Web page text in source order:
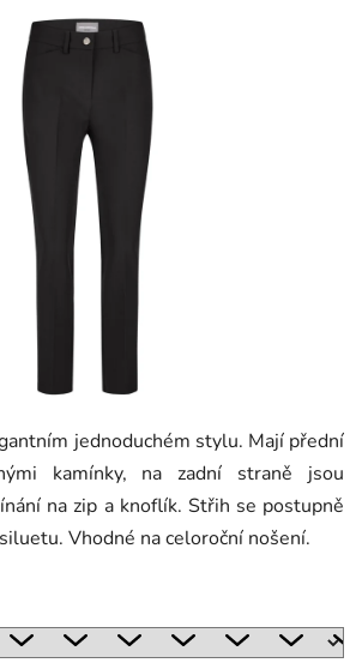
jednoduchém stylu. Mají přední
kamínky, na zadní straně jsou
na zip a knoflík. Střih se postupně
Vhodné na celoroční nošení.